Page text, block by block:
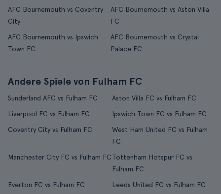
AFC Bournemouth vs Coventry
City
AFC Bournemouth vs Aston Villa
FC
AFC Bournemouth vs Ipswich
Town FC
AFC Bournemouth vs Crystal
Palace FC
Andere Spiele von Fulham FC
Sunderland AFC vs Fulham FC
Aston Villa FC vs Fulham FC
Liverpool FC vs Fulham FC
Ipswich Town FC vs Fulham FC
Coventry City vs Fulham FC
West Ham United FC vs Fulham
FC
Manchester City FC vs Fulham FCTottenham Hotspur FC vs
Fulham FC
Everton FC vs Fulham FC
Leeds United FC vs Fulham FC